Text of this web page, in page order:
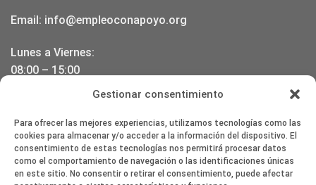
Gestionar consentimiento
Para ofrecer las mejores experiencias, utilizamos tecnologías como las
cookies para almacenar y/o acceder a la información del dispositivo. El
consentimiento de estas tecnologías nos permitirá procesar datos
como el comportamiento de navegación o las identificaciones únicas
en este sitio. No consentir o retirar el consentimiento, puede afectar
Email: info@empleoconapoyo.org
Lunes a Viernes:
08:00 – 15:00
DONDE ESTAMOS